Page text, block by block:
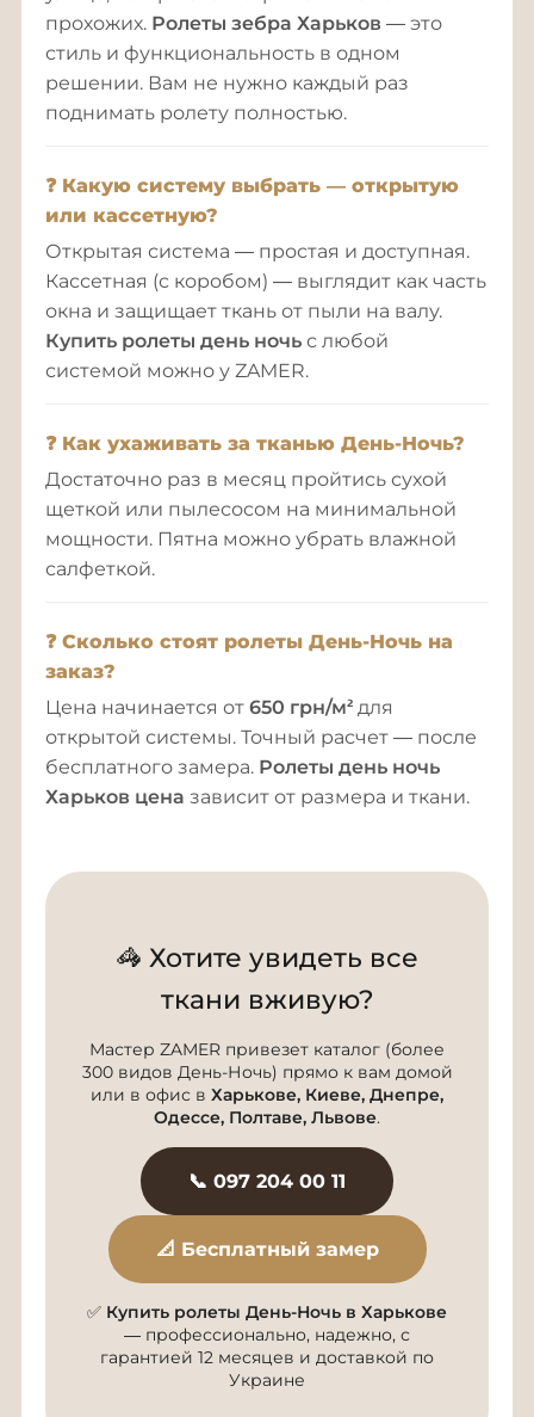
прохожих. Ролеты зебра Харьков — это
стиль и функциональность в одном
решении. Вам не нужно каждый раз
поднимать ролету полностью.
❓ Какую систему выбрать — открытую
или кассетную?
Открытая система — простая и доступная.
Кассетная (с коробом) — выглядит как часть
окна и защищает ткань от пыли на валу.
Купить ролеты день ночь с любой
системой можно у ZAMER.
❓ Как ухаживать за тканью День-Ночь?
Достаточно раз в месяц пройтись сухой
щеткой или пылесосом на минимальной
мощности. Пятна можно убрать влажной
салфеткой.
❓ Сколько стоят ролеты День-Ночь на
заказ?
Цена начинается от 650 грн/м² для
открытой системы. Точный расчет — после
бесплатного замера. Ролеты день ночь
Харьков цена зависит от размера и ткани.
🦓 Хотите увидеть все
ткани вживую?
Мастер ZAMER привезет каталог (более
300 видов День-Ночь) прямо к вам домой
или в офис в Харькове, Киеве, Днепре,
Одессе, Полтаве, Львове.
📞 097 204 00 11
📐 Бесплатный замер
✅ Купить ролеты День-Ночь в Харькове
— профессионально, надежно, с
гарантией 12 месяцев и доставкой по
Украине